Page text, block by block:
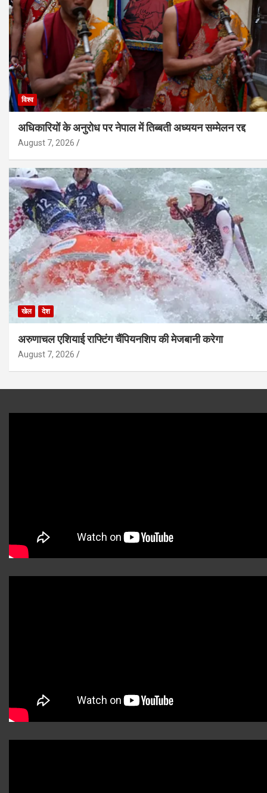
विश्व
अधिकारियों के अनुरोध पर नेपाल में तिब्बती अध्ययन सम्मेलन रद्द
August 7, 2026
खेल देश
अरुणाचल एशियाई राफ्टिंग चैंपियनशिप की मेजबानी करेगा
August 7, 2026